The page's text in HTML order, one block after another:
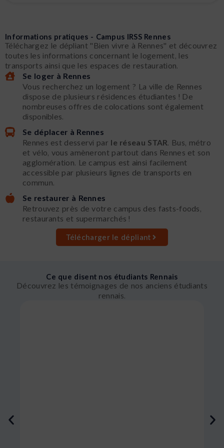
Informations pratiques - Campus IRSS Rennes
Téléchargez le dépliant "Bien vivre à Rennes" et découvrez
toutes les informations concernant le logement, les
transports ainsi que les espaces de restauration.
Se loger à Rennes
Vous recherchez un logement ? La ville de Rennes
dispose de plusieurs résidences étudiantes ! De
nombreuses offres de colocations sont également
disponibles.
Se déplacer à Rennes
Rennes est desservi par le réseau STAR. Bus, métro
et vélo, vous amèneront partout dans Rennes et son
agglomération. Le campus est ainsi facilement
accessible par plusieurs lignes de transports en
commun.
Se restaurer à Rennes
Retrouvez près de votre campus des fasts-foods,
restaurants et supermarchés !
Télécharger le dépliant
Ce que disent nos étudiants Rennais
Découvrez les témoignages de nos anciens étudiants
rennais.